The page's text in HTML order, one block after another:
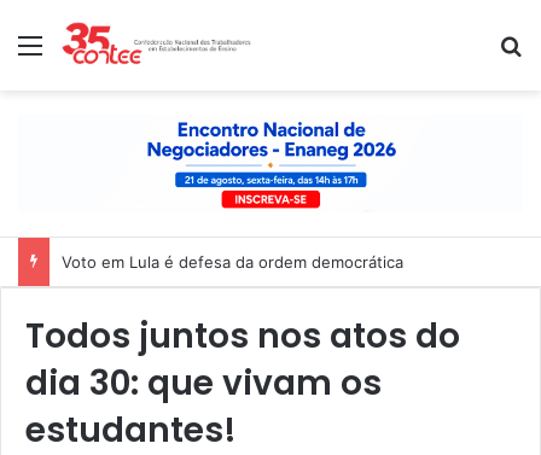
Menu
Voto em Lula é defesa da ordem democrática
Todos juntos nos atos do
dia 30: que vivam os
estudantes!